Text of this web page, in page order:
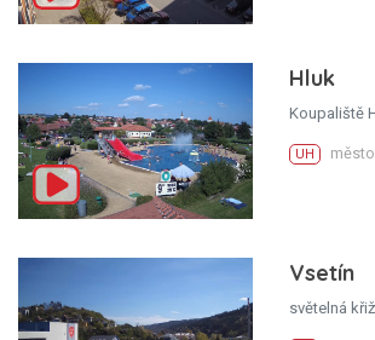
Hluk
Koupaliště
UH
Vsetín
světelná